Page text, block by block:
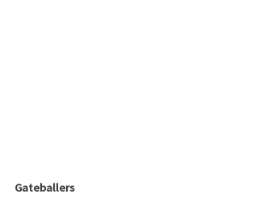
Gateballers